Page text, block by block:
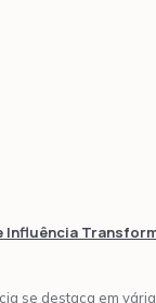
Influência
se destaca em